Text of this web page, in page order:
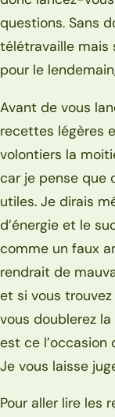
questions. Sans
télétravaille mais
pour le
Avant de vous
recettes légères
volontiers la
car je pense que
utiles. Je dirais
d’énergie et le
comme un faux
rendrait de
et si vous
vous doublerez
est ce
Je vous laisse
Pour aller lire les